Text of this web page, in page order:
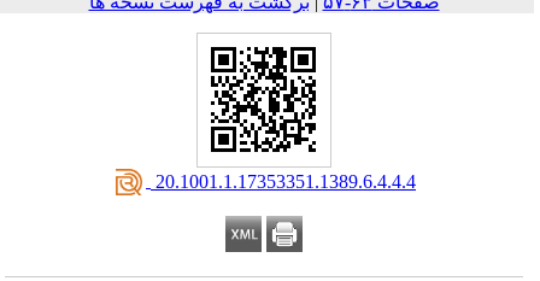
‎ 20.1001.1.17353351.1389.6.4.4.4